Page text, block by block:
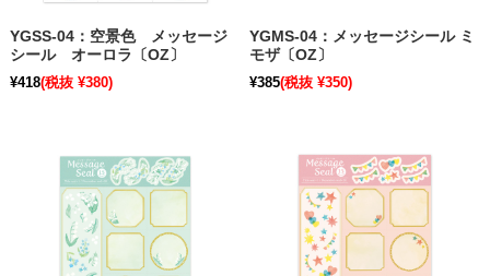
YGSS-04：空景色 メッセージ
シール オーロラ〔OZ〕
¥418(税抜 ¥380)
YGMS-04：メッセージシール ミ
モザ〔OZ〕
¥385(税抜 ¥350)